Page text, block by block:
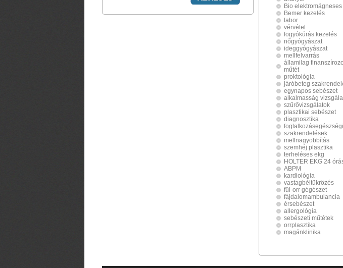
Bio
Bemer kezelés
labor
vérvétel
fogyókúrás kezelés
nőgyógyászat
ideggyógyászat
mellfelvarrás
államilag
műtét
proktológia
járóbeteg
egynapos sebészet
alkalmasság
szűrővizsgálatok
plasztikai sebészet
diagnosztika
szakrendelések
mellnagyobbítás
szemhéj plasztika
terheléses ekg
HOLTER EKG 24
ABPM
kardiológia
vastagbéltükrözés
fül-orr gégészet
fájdalomambulancia
érsebészet
allergológia
sebészeti műtétek
orrplasztika
magánklinika